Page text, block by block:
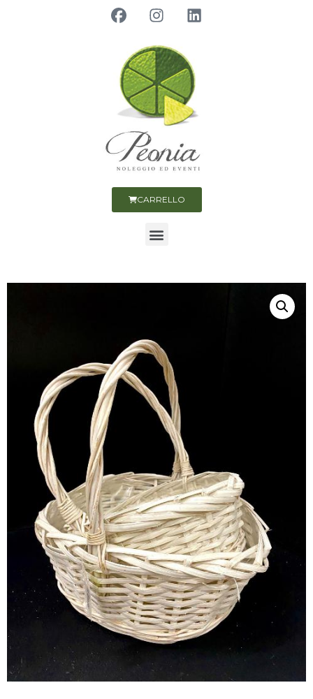
CARRELLO